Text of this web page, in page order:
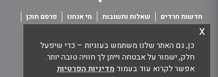
כן, גם האתר שלנו משתמש בעוגיות – כדי שיפעל
חלק, ישמור על אבטחה וייתן לך חוויה טובה יותר.
אפשר לקרוא עוד בעמוד מדיניות הפרטיות
x
חדשות חרדים שאלות ותשובות מי אנחנו
פרסם תוכן
כל הזכויות שמורות חבורה - חדשות מאנשים